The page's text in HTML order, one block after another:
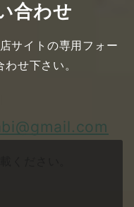
合わせ
サイトの専用フォー
せ下さい。